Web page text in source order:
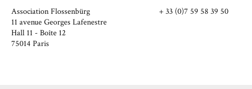
Association Flossenbürg
11 avenue Georges Lafenestre
Hall 11 - Boîte 12
75014 Paris
+ 33 (0)7 59 58 39 50